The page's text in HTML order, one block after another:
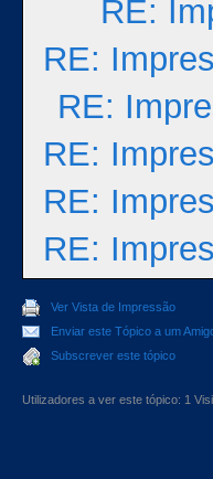
RE:
RE:
RE:
RE:
RE:
RE:
Ver Vista de Impressão
Enviar este Tópico a um
Subscrever este tópico
Utilizadores a ver este tópico: 1